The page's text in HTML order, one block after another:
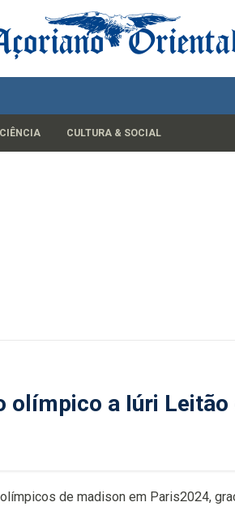
CIÊNCIA CULTURA & SOCIAL
olímpico a Iúri Leitão
de madison em Paris2024,